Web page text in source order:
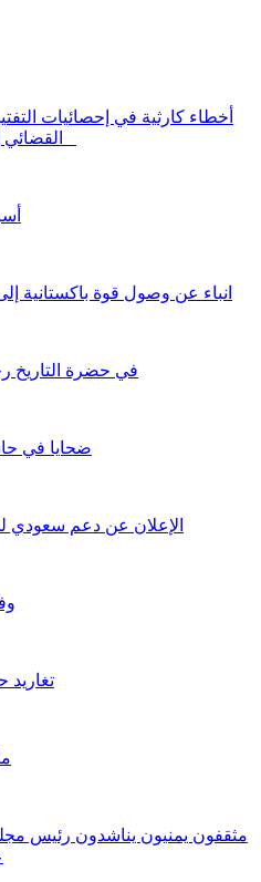
أخطاء كارثية في إحصائيات
انباء عن وصول قوة
في حضرة التاريخ
ضحايا في
الإعلان عن دعم سعودي
مثقفون يمنيون يناشدون رئيس